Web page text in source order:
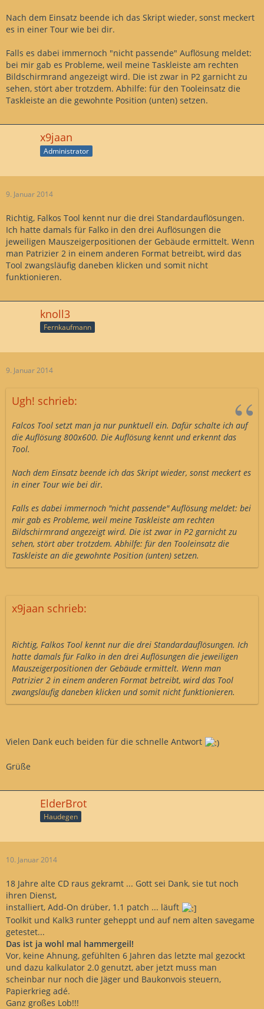
Nach dem Einsatz beende ich das Skript wieder, sonst meckert
es in einer Tour wie bei dir.
Falls es dabei immernoch "nicht passende" Auflösung meldet:
bei mir gab es Probleme, weil meine Taskleiste am rechten
Bildschirmrand angezeigt wird. Die ist zwar in P2 garnicht zu
sehen, stört aber trotzdem. Abhilfe: für den Tooleinsatz die
Taskleiste an die gewohnte Position (unten) setzen.
x9jaan
Administrator
9. Januar 2014
Richtig, Falkos Tool kennt nur die drei Standardauflösungen.
Ich hatte damals für Falko in den drei Auflösungen die
jeweiligen Mauszeigerpositionen der Gebäude ermittelt. Wenn
man Patrizier 2 in einem anderen Format betreibt, wird das
Tool zwangsläufig daneben klicken und somit nicht
funktionieren.
knoll3
Fernkaufmann
9. Januar 2014
Ugh! schrieb:
Falcos Tool setzt man ja nur punktuell ein. Dafür schalte ich auf
die Auflösung 800x600. Die Auflösung kennt und erkennt das
Tool.
Nach dem Einsatz beende ich das Skript wieder, sonst meckert es
in einer Tour wie bei dir.
Falls es dabei immernoch "nicht passende" Auflösung meldet: bei
mir gab es Probleme, weil meine Taskleiste am rechten
Bildschirmrand angezeigt wird. Die ist zwar in P2 garnicht zu
sehen, stört aber trotzdem. Abhilfe: für den Tooleinsatz die
Taskleiste an die gewohnte Position (unten) setzen.
x9jaan schrieb:
Richtig, Falkos Tool kennt nur die drei Standardauflösungen. Ich
hatte damals für Falko in den drei Auflösungen die jeweiligen
Mauszeigerpositionen der Gebäude ermittelt. Wenn man
Patrizier 2 in einem anderen Format betreibt, wird das Tool
zwangsläufig daneben klicken und somit nicht funktionieren.
Vielen Dank euch beiden für die schnelle Antwort
Grüße
ElderBrot
Haudegen
10. Januar 2014
18 Jahre alte CD raus gekramt ... Gott sei Dank, sie tut noch
ihren Dienst,
installiert, Add-On drüber, 1.1 patch ... läuft
Toolkit und Kalk3 runter geheppt und auf nem alten savegame
getestet...
Das ist ja wohl mal hammergeil!
Vor, keine Ahnung, gefühlten 6 Jahren das letzte mal gezockt
und dazu kalkulator 2.0 genutzt, aber jetzt muss man
scheinbar nur noch die Jäger und Baukonvois steuern,
Papierkrieg adé.
Ganz großes Lob!!!